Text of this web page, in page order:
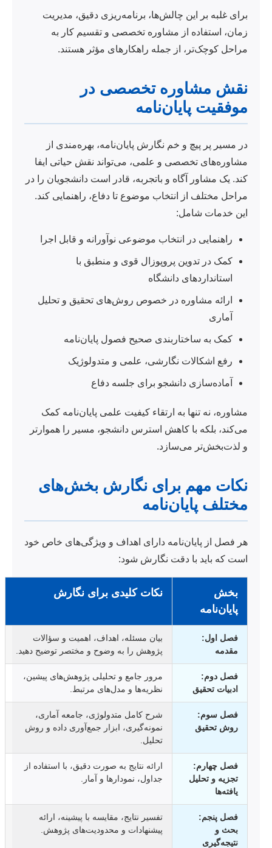
برای غلبه بر این چالش‌ها، برنامه‌ریزی دقیق، مدیریت
زمان، استفاده از مشاوره تخصصی و تقسیم کار به
مراحل کوچک‌تر، از جمله راهکارهای مؤثر هستند.
نقش مشاوره تخصصی در
موفقیت پایان‌نامه
در مسیر پر پیچ و خم نگارش پایان‌نامه، بهره‌مندی از
مشاوره‌های تخصصی و علمی، می‌تواند نقش حیاتی ایفا
کند. یک مشاور آگاه و باتجربه، قادر است دانشجویان را در
مراحل مختلف از انتخاب موضوع تا دفاع، راهنمایی کند.
این خدمات شامل:
راهنمایی در انتخاب موضوعی نوآورانه و قابل اجرا
کمک در تدوین پروپوزال قوی و منطبق با
استانداردهای دانشگاه
ارائه مشاوره در خصوص روش‌های تحقیق و تحلیل
آماری
کمک به ساختاربندی صحیح فصول پایان‌نامه
رفع اشکالات نگارشی، علمی و متدولوژیک
آماده‌سازی دانشجو برای جلسه دفاع
مشاوره، نه تنها به ارتقاء کیفیت علمی پایان‌نامه کمک
می‌کند، بلکه با کاهش استرس دانشجو، مسیر را هموارتر
و لذت‌بخش‌تر می‌سازد.
نکات مهم برای نگارش بخش‌های
مختلف پایان‌نامه
هر فصل از پایان‌نامه دارای اهداف و ویژگی‌های خاص خود
است که باید با دقت نگارش شود:
بخش
پایان‌نامه
نکات کلیدی برای نگارش
فصل اول:
مقدمه
بیان مسئله، اهداف، اهمیت و سؤالات
پژوهش را به وضوح و مختصر توضیح دهید.
فصل دوم:
ادبیات تحقیق
مرور جامع و تحلیلی پژوهش‌های پیشین،
نظریه‌ها و مدل‌های مرتبط.
فصل سوم:
روش تحقیق
شرح کامل متدولوژی، جامعه آماری،
نمونه‌گیری، ابزار جمع‌آوری داده و روش
تحلیل.
فصل چهارم:
تجزیه و تحلیل
یافته‌ها
ارائه نتایج به صورت دقیق، با استفاده از
جداول، نمودارها و آمار.
فصل پنجم:
بحث و
نتیجه‌گیری
تفسیر نتایج، مقایسه با پیشینه، ارائه
پیشنهادات و محدودیت‌های پژوهش.